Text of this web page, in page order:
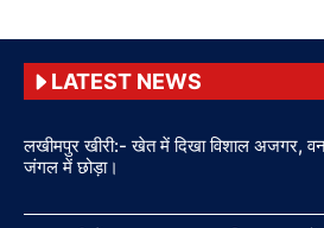
LATEST NEWS
लखीमपुर खीरी:- खेत में दिखा विशाल अजगर, वन
जंगल में छोड़ा।